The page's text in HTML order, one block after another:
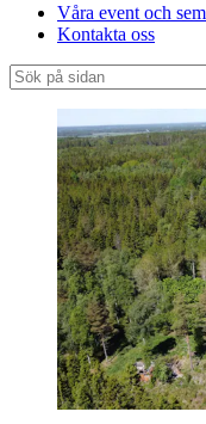
Våra event och
Kontakta oss